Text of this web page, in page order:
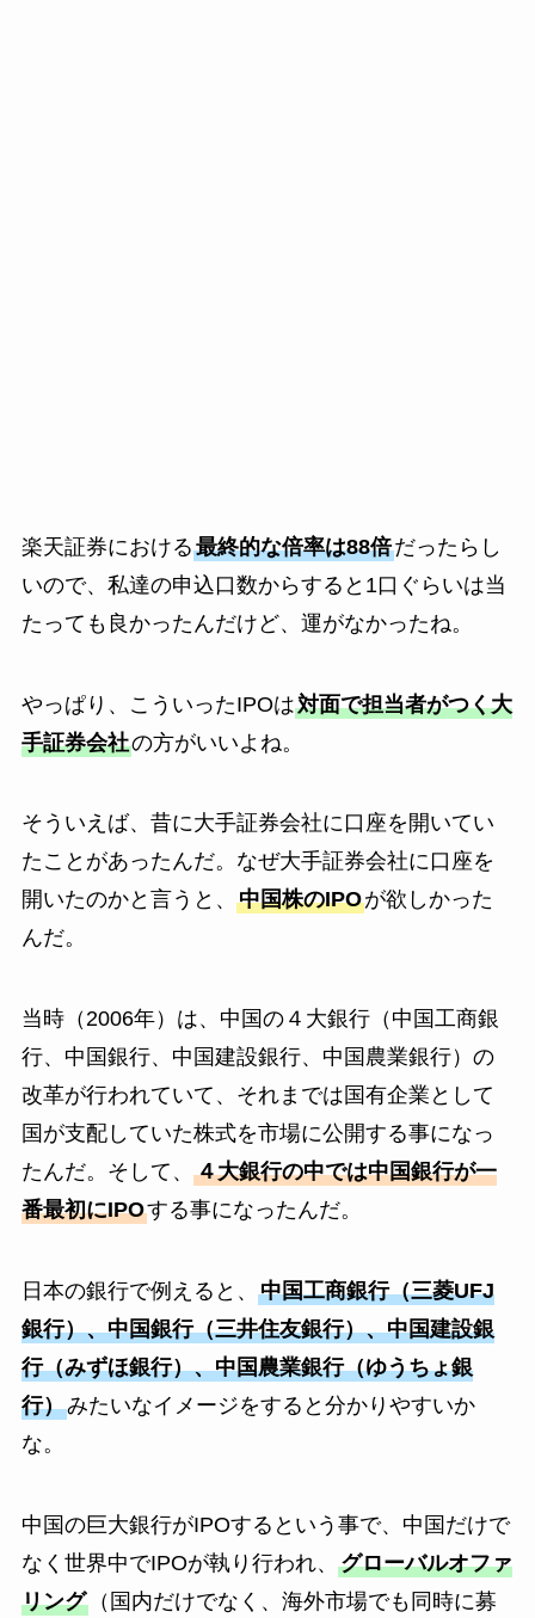
楽天証券における最終的な倍率は88倍だったらし
いので、私達の申込口数からすると1口ぐらいは当
たっても良かったんだけど、運がなかったね。
やっぱり、こういったIPOは対面で担当者がつく大
手証券会社の方がいいよね。
そういえば、昔に大手証券会社に口座を開いてい
たことがあったんだ。なぜ大手証券会社に口座を
開いたのかと言うと、 中国株のIPOが欲しかった
んだ。
当時（2006年）は、中国の４大銀行（中国工商銀
行、中国銀行、中国建設銀行、中国農業銀行）の
改革が行われていて、それまでは国有企業として
国が支配していた株式を市場に公開する事になっ
たんだ。そして、 ４大銀行の中では中国銀行が一
番最初にIPOする事になったんだ。
日本の銀行で例えると、 中国工商銀行（三菱UFJ
銀行）、中国銀行（三井住友銀行）、中国建設銀
行（みずほ銀行）、中国農業銀行（ゆうちょ銀
行）みたいなイメージをすると分かりやすいか
な。
中国の巨大銀行がIPOするという事で、中国だけで
なく世界中でIPOが執り行われ、 グローバルオファ
リング（国内だけでなく、海外市場でも同時に募